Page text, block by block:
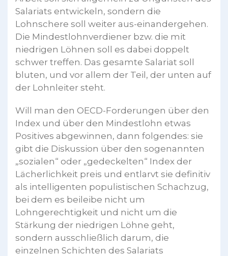
Salariats entwickeln, sondern die
Lohnschere soll weiter aus-einandergehen.
Die Mindestlohnverdiener bzw. die mit
niedrigen Löhnen soll es dabei doppelt
schwer treffen. Das gesamte Salariat soll
bluten, und vor allem der Teil, der unten auf
der Lohnleiter steht.
Will man den OECD-Forderungen über den
Index und über den Mindestlohn etwas
Positives abgewinnen, dann folgendes: sie
gibt die Diskussion über den sogenannten
„sozialen“ oder „gedeckelten“ Index der
Lächerlichkeit preis und entlarvt sie definitiv
als intelligenten popu­listischen Schachzug,
bei dem es beileibe nicht um
Lohngerechtigkeit und nicht um die
Stärkung der niedrigen Löhne geht,
sondern ausschließlich darum, die
einzelnen Schichten des Salariats